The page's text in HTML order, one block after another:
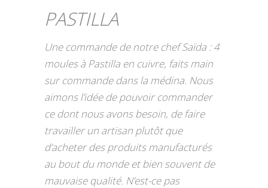
PASTILLA
Une commande de notre chef Saïda : 4
moules à Pastilla en cuivre, faits main
sur commande dans la médina. Nous
aimons l’idée de pouvoir commander
ce dont nous avons besoin, de faire
travailler un artisan plutôt que
d’acheter des produits manufacturés
au bout du monde et bien souvent de
mauvaise qualité. N’est-ce pas